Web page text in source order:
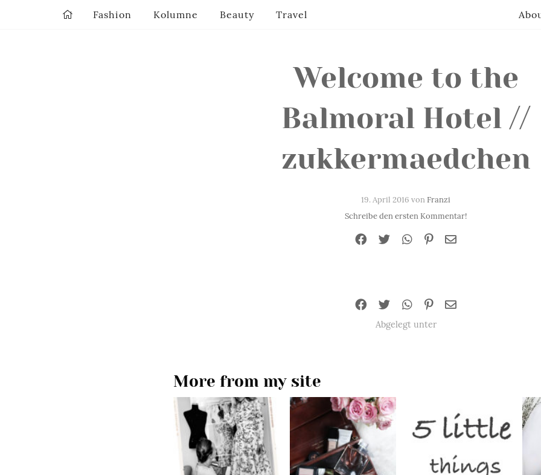
Welcome to the
Balmoral Hotel //
zukkermaedchen
19. April 2016 vonFranzi
Schreibe den ersten Kommentar!
Abgelegt unter
More from my site
Fashion Kolumne Beauty Travel